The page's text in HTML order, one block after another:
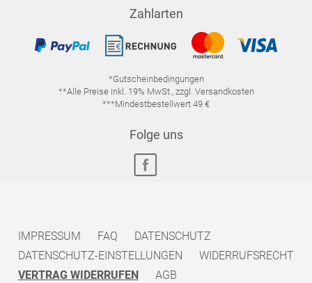
Zahlarten
*Gutscheinbedingungen
**Alle Preise inkl. 19% MwSt., zzgl. Versandkosten
***Mindestbestellwert 49 €
Folge uns
IMPRESSUM FAQ
DATENSCHUTZ
DATENSCHUTZ-EINSTELLUNGEN
WIDERRUFSRECHT
VERTRAG WIDERRUFEN
AGB